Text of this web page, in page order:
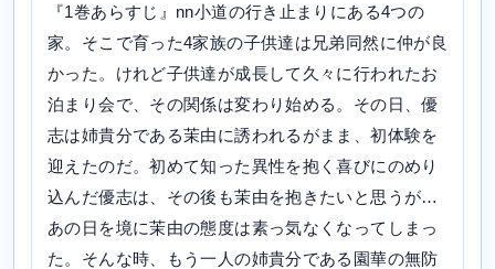
『1巻あらすじ』nn小道の行き止まりにある4つの
家。そこで育った4家族の子供達は兄弟同然に仲が良
かった。けれど子供達が成長して久々に行われたお
泊まり会で、その関係は変わり始める。その日、優
志は姉貴分である茉由に誘われるがまま、初体験を
迎えたのだ。初めて知った異性を抱く喜びにのめり
込んだ優志は、その後も茉由を抱きたいと思うが…
あの日を境に茉由の態度は素っ気なくなってしまっ
た。そんな時、もう一人の姉貴分である園華の無防